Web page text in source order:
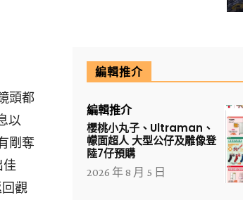
頭都
以
剛奪
觀
編輯推介
編輯推介
櫻桃小丸子、Ultraman、
幪面超人 大型公仔及雕像登
陸7仔預購
2026 年 8 月 5 日